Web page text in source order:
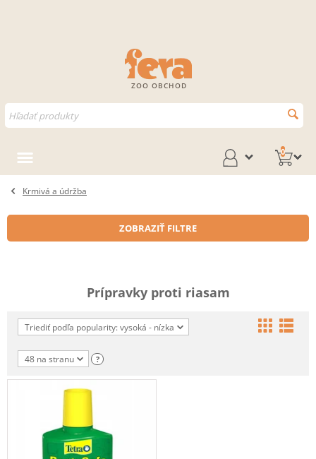
ZOO OBCHOD
0
Krmivá a údržba
ZOBRAZIŤ FILTRE
Prípravky proti riasam
Triediť podľa popularity: vysoká - nízka
48 na stranu ?